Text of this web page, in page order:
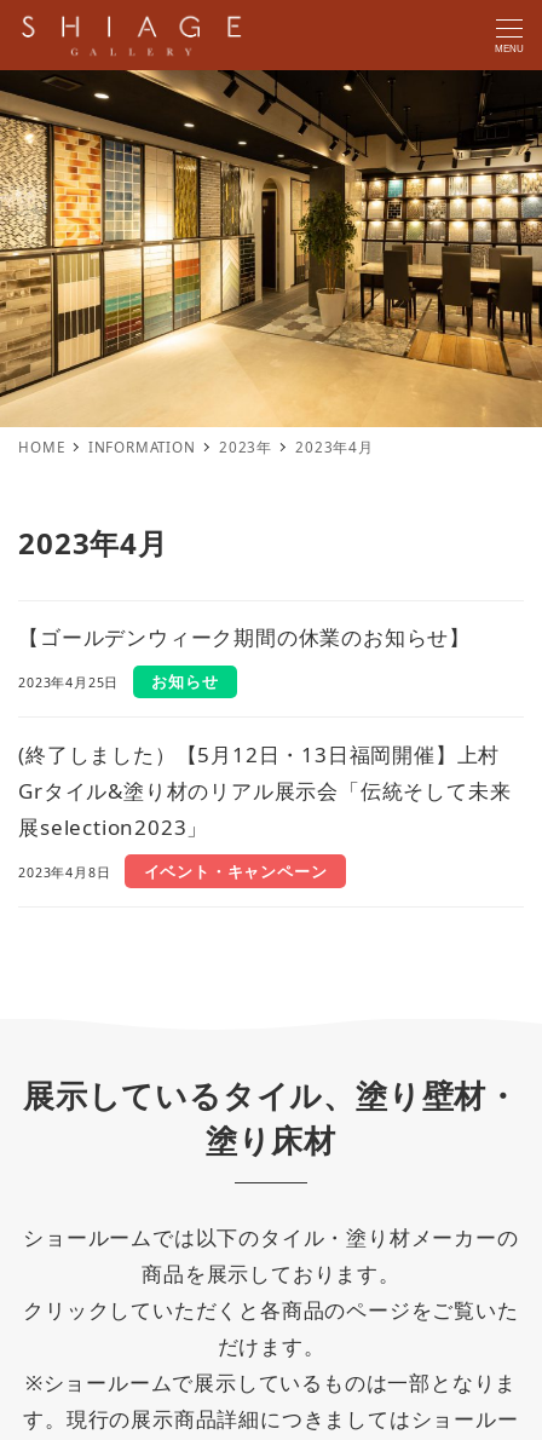
MENU
HOME INFORMATION 2023年 2023年4月
2023年4月
【ゴールデンウィーク期間の休業のお知らせ】
2023年4月25日 お知らせ
(終了しました）【5月12日・13日福岡開催】上村
Grタイル&塗り材のリアル展示会「伝統そして未来
展selection2023」
2023年4月8日 イベント・キャンペーン
展示しているタイル、塗り壁材・
塗り床材
ショールームでは以下のタイル・塗り材メーカーの
商品を展示しております。
クリックしていただくと各商品のページをご覧いた
だけます。
※ショールームで展示しているものは一部となりま
す。現行の展示商品詳細につきましてはショールー